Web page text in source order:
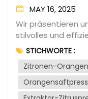
MAY 16, 2025
Wir präsentieren
stilvolles und
Ihre
auspressen
zum mühelosen
Limetten und
STICHWORTE :
Zitronen-